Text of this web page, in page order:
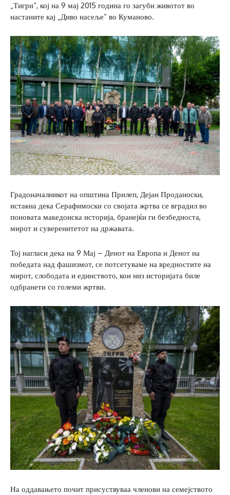
„Тигри“, кој на 9 мај 2015 година го загуби животот во
настаните кај „Диво насеље“ во Куманово.
Градоначалникот на општина Прилеп, Дејан Проданоски,
истакна дека Серафимоски со својата жртва се вградил во
поновата македонска историја, бранејќи ги безбедноста,
мирот и суверенитетот на државата.
Тој нагласи дека на 9 Мај – Денот на Европа и Денот на
победата над фашизмот, се потсетуваме на вредностите на
мирот, слободата и единството, кои низ историјата биле
одбранети со големи жртви.
На оддавањето почит присуствуваа членови на семејството